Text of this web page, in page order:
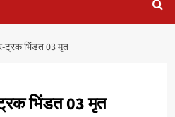
ट्रक भिंडत 03 मृत
भिंडत 03 मृत